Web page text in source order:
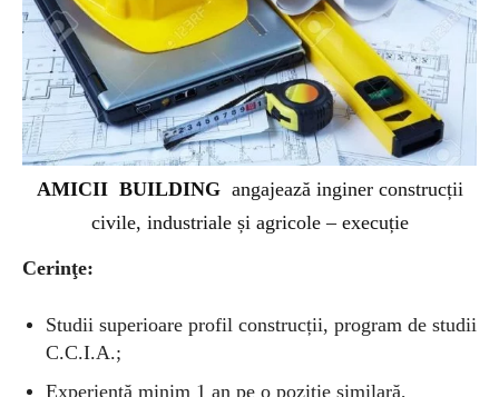
AMICII BUILDING angajează inginer construcții
civile, industriale și agricole – execuție
Cerinţe:
Studii superioare profil construcții, program de studii
C.C.I.A.;
Experienţă minim 1 an pe o poziție similară,